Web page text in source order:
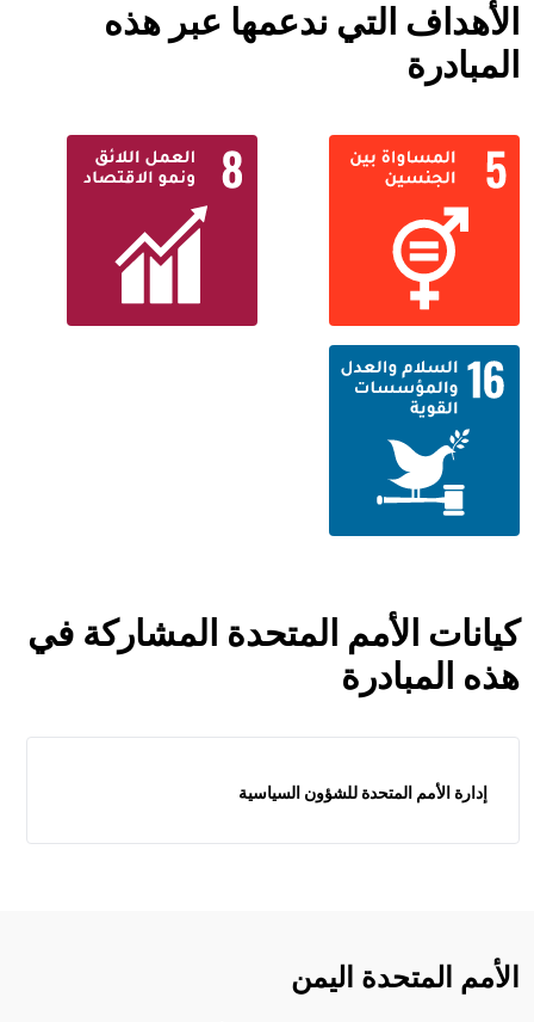
الأهداف التي ندعمها عبر هذه
المبادرة
كيانات الأمم المتحدة المشاركة في
هذه المبادرة
إدارة الأمم المتحدة للشؤون السياسية
الأمم المتحدة اليمن